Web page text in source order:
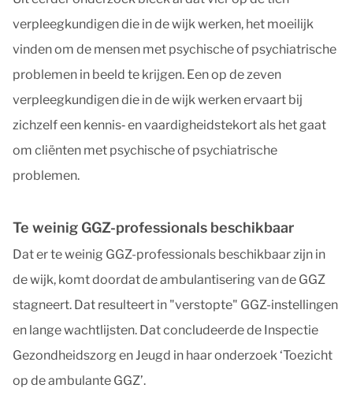
verpleegkundigen die in de wijk werken, het moeilijk
vinden om de mensen met psychische of psychiatrische
problemen in beeld te krijgen. Een op de zeven
verpleegkundigen die in de wijk werken ervaart bij
zichzelf een kennis‐ en vaardigheidstekort als het gaat
om cliënten met psychische of psychiatrische
problemen.
Te weinig GGZ-professionals beschikbaar
Dat er te weinig GGZ-professionals beschikbaar zijn in
de wijk, komt doordat de ambulantisering van de GGZ
stagneert. Dat resulteert in "verstopte" GGZ-instellingen
en lange wachtlijsten. Dat concludeerde de Inspectie
Gezondheidszorg en Jeugd in haar onderzoek ‘Toezicht
op de ambulante GGZ’.